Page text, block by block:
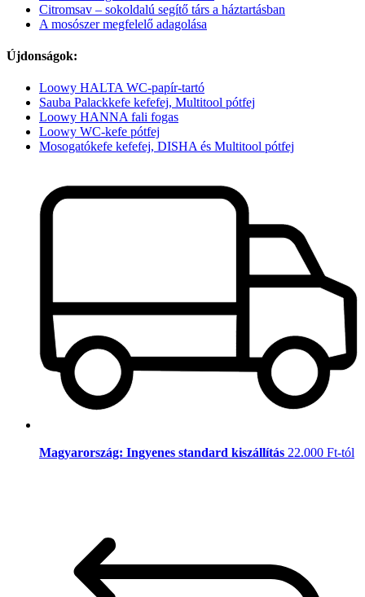
Citromsav – sokoldalú segítő társ a háztartásban
A mosószer megfelelő adagolása
Újdonságok:
Loowy HALTA WC-papír-tartó
Sauba Palackkefe kefefej, Multitool pótfej
Loowy HANNA fali fogas
Loowy WC-kefe pótfej
Mosogatókefe kefefej, DISHA és Multitool pótfej
Magyarország: Ingyenes standard kiszállítás 22.000 Ft-tól